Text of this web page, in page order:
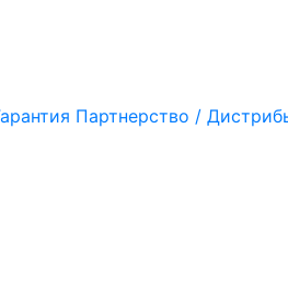
Партнерство /